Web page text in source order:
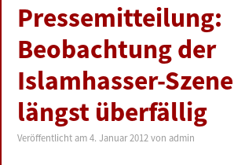
BUNDESTAG
PRESSE
ZUR PERSON
Pressemitteilung:
Beobachtung der
Islamhasser-Szene
längst überfällig
Veröffentlicht am4. Januar 2012 vonadmin